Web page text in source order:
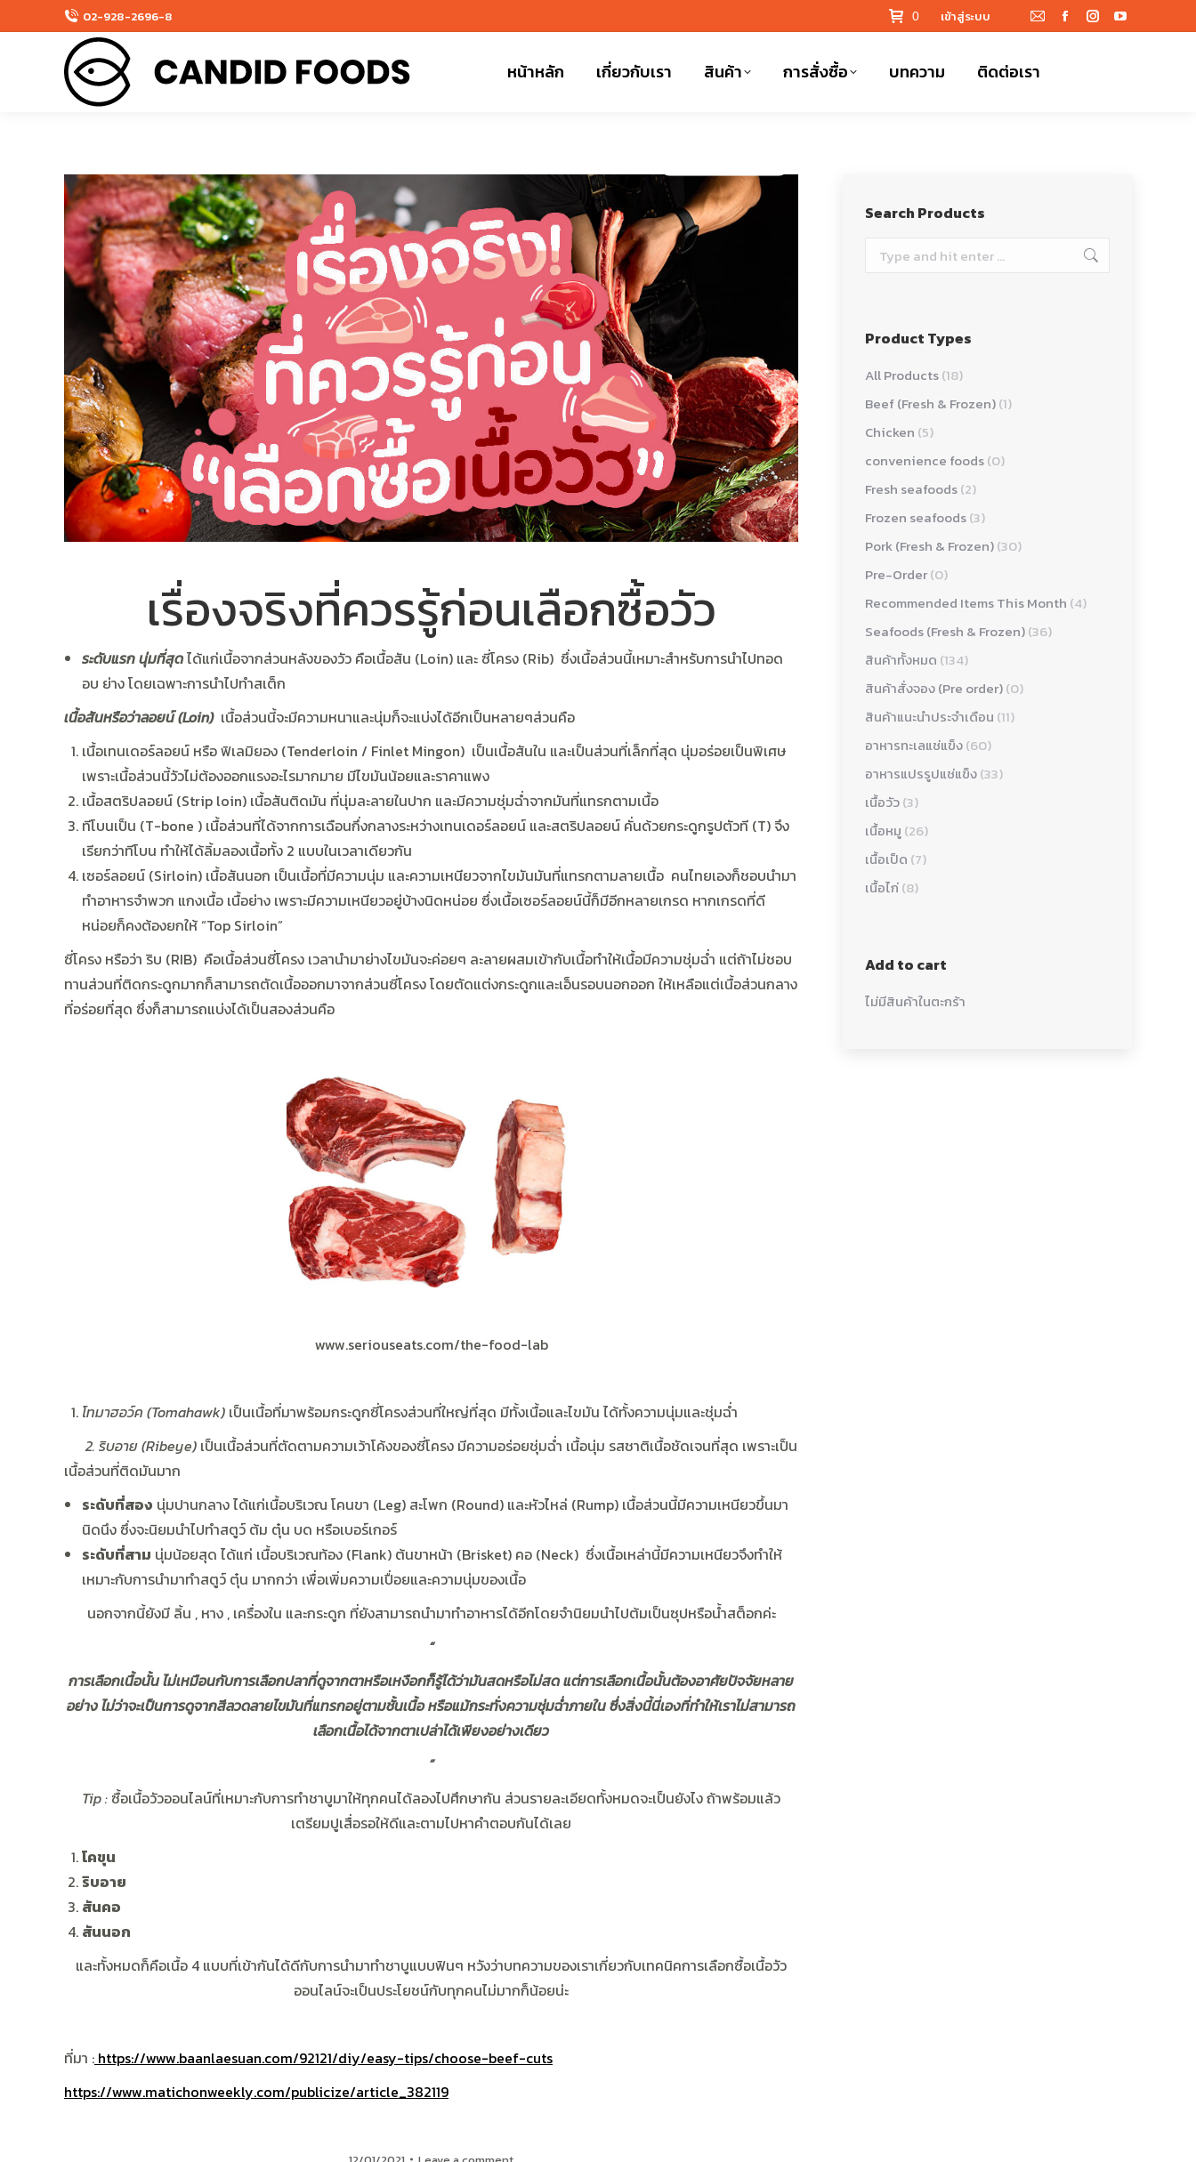
02-928-2696-8 0 เข้าสู่ระบบ
Mail
opens
Facebook
Instagram
YouTube
หน้าหลัก เกี่ยวกับเรา สินค้า การสั่งซื้อ บทความ ติดต่อเรา
เรื่องจริงที่ควรรู้ก่อนเลือกซื้อวัว
ระดับแรก นุ่มที่สุดได้แก่เนื้อจากส่วนหลังของวัว คือเนื้อสัน (Loin) และ ซี่โครง (Rib) ซึ่งเนื้อส่วนนี้เหมาะสำหรับการนำไปทอด
อบ ย่าง โดยเฉพาะการนำไปทำสเต็ก
เนื้อสันหรือว่าลอยน์ (Loin) เนื้อส่วนนี้จะมีความหนาและนุ่มก็จะแบ่งได้อีกเป็นหลายๆส่วนคือ
เนื้อเทนเดอร์ลอยน์ หรือ ฟิเลมิยอง (Tenderloin / Finlet Mingon) เป็นเนื้อสันใน และเป็นส่วนที่เล็กที่สุด นุ่มอร่อยเป็นพิเศษ
เพราะเนื้อส่วนนี้วัวไม่ต้องออกแรงอะไรมากมาย มีไขมันน้อยและราคาแพง
เนื้อสตริปลอยน์ (Strip loin) เนื้อสันติดมัน ที่นุ่มละลายในปาก และมีความชุ่มฉ่ำจากมันที่แทรกตามเนื้อ
ทีโบนเป็น (T-bone ) เนื้อส่วนที่ได้จากการเฉือนกึ่งกลางระหว่างเทนเดอร์ลอยน์ และสตริปลอยน์ คั่นด้วยกระดูกรูปตัวที (T) จึง
เรียกว่าทีโบน ทำให้ได้ลิ้มลองเนื้อทั้ง 2 แบบในเวลาเดียวกัน
เซอร์ลอยน์ (Sirloin) เนื้อสันนอก เป็นเนื้อที่มีความนุ่ม และความเหนียวจากไขมันมันที่แทรกตามลายเนื้อ คนไทยเองก็ชอบนำมา
ทำอาหารจำพวก แกงเนื้อ เนื้อย่าง เพราะมีความเหนียวอยู่บ้างนิดหน่อย ซึ่งเนื้อเซอร์ลอยน์นี้ก็มีอีกหลายเกรด หากเกรดที่ดี
หน่อยก็คงต้องยกให้ “Top Sirloin”
ซี่โครง หรือว่า ริบ (RIB) คือเนื้อส่วนซี่โครง เวลานำมาย่างไขมันจะค่อยๆ ละลายผสมเข้ากับเนื้อทำให้เนื้อมีความชุ่มฉ่ำ แต่ถ้าไม่ชอบ
ทานส่วนที่ติดกระดูกมากก็สามารถตัดเนื้อออกมาจากส่วนซี่โครง โดยตัดแต่งกระดูกและเอ็นรอบนอกออก ให้เหลือแต่เนื้อส่วนกลาง
ที่อร่อยที่สุด ซึ่งก็สามารถแบ่งได้เป็นสองส่วนคือ
www.seriouseats.com/the-food-lab
โทมาฮอว์ค (Tomahawk) เป็นเนื้อที่มาพร้อมกระดูกซี่โครงส่วนที่ใหญ่ที่สุด มีทั้งเนื้อและไขมัน ได้ทั้งความนุ่มและชุ่มฉ่ำ
2. ริบอาย (Ribeye) เป็นเนื้อส่วนที่ตัดตามความเว้าโค้งของซี่โครง มีความอร่อยชุ่มฉ่ำ เนื้อนุ่ม รสชาติเนื้อชัดเจนที่สุด เพราะเป็น
เนื้อส่วนที่ติดมันมาก
ระดับที่สอง นุ่มปานกลาง ได้แก่เนื้อบริเวณ โคนขา (Leg) สะโพก (Round) และหัวไหล่ (Rump) เนื้อส่วนนี้มีความเหนียวขึ้นมา
นิดนึง ซึ่งจะนิยมนำไปทำสตูว์ ต้ม ตุ๋น บด หรือเบอร์เกอร์
ระดับที่สาม นุ่มน้อยสุด ได้แก่ เนื้อบริเวณท้อง (Flank) ต้นขาหน้า (Brisket) คอ (Neck) ซึ่งเนื้อเหล่านี้มีความเหนียวจึงทำให้
เหมาะกับการนำมาทำสตูว์ ตุ๋น มากกว่า เพื่อเพิ่มความเปื่อยและความนุ่มของเนื้อ
นอกจากนี้ยังมี ลิ้น , หาง , เครื่องใน และกระดูก ที่ยังสามารถนำมาทำอาหารได้อีกโดยจำนิยมนำไปต้มเป็นซุปหรือน้ำสต็อกค่ะ
“
การเลือกเนื้อนั้น ไม่เหมือนกับการเลือกปลาที่ดูจากตาหรือเหงือกก็รู้ได้ว่ามันสดหรือไม่สด แต่การเลือกเนื้อนั้นต้องอาศัยปัจจัยหลาย
อย่าง ไม่ว่าจะเป็นการดูจากสีลวดลายไขมันที่แทรกอยู่ตามชั้นเนื้อ หรือแม้กระทั่งความชุ่มฉ่ำภายใน ซึ่งสิ่งนี้นี่เองที่ทำให้เราไม่สามารถ
เลือกเนื้อได้จากตาเปล่าได้เพียงอย่างเดียว
”
Tip : ซื้อเนื้อวัวออนไลน์ที่เหมาะกับการทำชาบูมาให้ทุกคนได้ลองไปศึกษากัน ส่วนรายละเอียดทั้งหมดจะเป็นยังไง ถ้าพร้อมแล้ว
เตรียมปูเสื่อรอให้ดีและตามไปหาคำตอบกันได้เลย
โคขุน
ริบอาย
สันคอ
สันนอก
และทั้งหมดก็คือเนื้อ 4 แบบที่เข้ากันได้ดีกับการนำมาทำชาบูแบบฟินๆ หวังว่าบทความของเราเกี่ยวกับเทคนิคการเลือกซื้อเนื้อวัว
ออนไลน์จะเป็นประโยชน์กับทุกคนไม่มากก็น้อยน่ะ
ที่มา : https://www.baanlaesuan.com/92121/diy/easy-tips/choose-beef-cuts
https://www.matichonweekly.com/publicize/article_382119
Search Products
Search:
Product Types
All Products(18)
Beef (Fresh & Frozen)(1)
Chicken (5)
convenience foods(0)
Fresh seafoods(2)
Frozen seafoods(3)
Pork (Fresh & Frozen)(30)
Pre-Order(0)
Recommended Items This Month (4)
Seafoods (Fresh & Frozen)(36)
สินค้าทั้งหมด (134)
สินค้าสั่งจอง (Pre order)(0)
สินค้าแนะนำประจำเดือน (11)
อาหารทะเลแช่แข็ง(60)
อาหารแปรรูปแช่แข็ง(33)
เนื้อวัว(3)
เนื้อหมู (26)
เนื้อเป็ด (7)
เนื้อไก่(8)
Add to cart
ไม่มีสินค้าในตะกร้า